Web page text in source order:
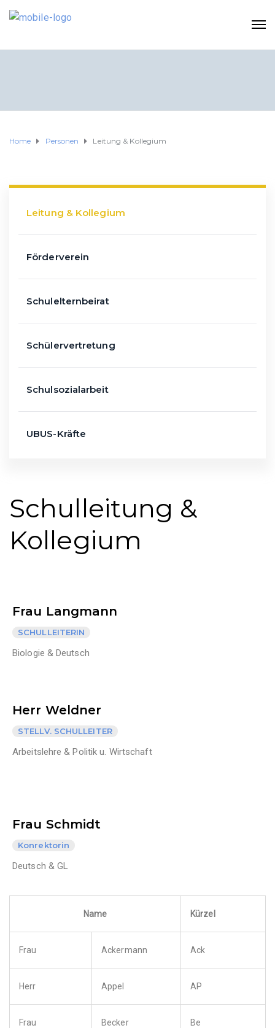
Home Personen Leitung & Kollegium
Schulleitung &
Kollegium
Frau Langmann
SCHULLEITERIN
Biologie & Deutsch
Herr Weldner
STELLV. SCHULLEITER
Arbeitslehre & Politik u. Wirtschaft
Frau Schmidt
Konrektorin
Deutsch & GL
Name Kürzel
Frau Ackermann Ack
Herr Appel AP
Frau Becker Be
Leitung & Kollegium
Förderverein
Schulelternbeirat
Schülervertretung
Schulsozialarbeit
UBUS-Kräfte